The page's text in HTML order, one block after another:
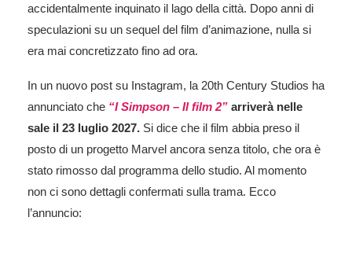
accidentalmente inquinato il lago della città. Dopo anni di
speculazioni su un sequel del film d’animazione, nulla si
era mai concretizzato fino ad ora.
In un nuovo post su Instagram, la 20th Century Studios ha
annunciato che “I Simpson – Il film 2” arriverà nelle
sale il 23 luglio 2027. Si dice che il film abbia preso il
posto di un progetto Marvel ancora senza titolo, che ora è
stato rimosso dal programma dello studio. Al momento
non ci sono dettagli confermati sulla trama. Ecco
l’annuncio: